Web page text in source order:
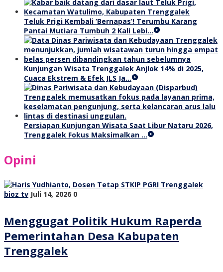
Teluk Prigi Kembali ‘Bernapas’! Terumbu Karang
Pantai Mutiara Tumbuh 2 Kali Lebi…
Kunjungan Wisata Trenggalek Anjlok 14% di 2025,
Cuaca Ekstrem & Efek JLS Ja…
Persiapan Kunjungan Wisata Saat Libur Nataru 2026,
Trenggalek Fokus Maksimalkan …
Opini
bioz tv Juli 14, 2026 0
Menggugat Politik Hukum Raperda
Pemerintahan Desa Kabupaten
Trenggalek